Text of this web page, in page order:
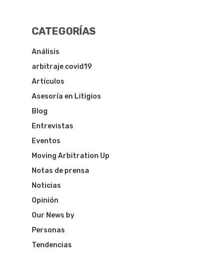
CATEGORÍAS
Análisis
arbitraje covid19
Artículos
Asesoría en Litigios
Blog
Entrevistas
Eventos
Moving Arbitration Up
Notas de prensa
Noticias
Opinión
Our News by
Personas
Tendencias